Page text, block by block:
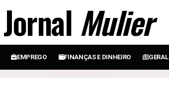
Jornal Mulier
EMPREGO FINANÇAS E DINHEIRO GERAL